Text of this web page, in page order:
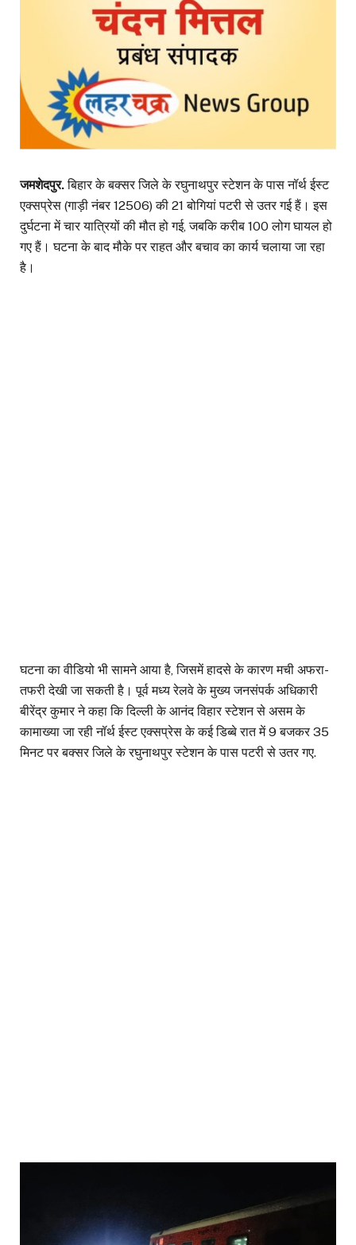
जमशेदपुर.बिहार के बक्सर जिले के रघुनाथपुर स्टेशन के पास नॉर्थ ईस्ट
एक्सप्रेस (गाड़ी नंबर 12506) की 21 बोगियां पटरी से उतर गई हैं। इस
दुर्घटना में चार यात्रियों की मौत हो गई, जबकि करीब 100 लोग घायल हो
गए हैं। घटना के बाद मौके पर राहत और बचाव का कार्य चलाया जा रहा
है।
घटना का वीडियो भी सामने आया है, जिसमें हादसे के कारण मची अफरा-
तफरी देखी जा सकती है। पूर्व मध्य रेलवे के मुख्य जनसंपर्क अधिकारी
बीरेंद्र कुमार ने कहा कि दिल्ली के आनंद विहार स्टेशन से असम के
कामाख्या जा रही नॉर्थ ईस्ट एक्सप्रेस के कई डिब्बे रात में 9 बजकर 35
मिनट पर बक्सर जिले के रघुनाथपुर स्टेशन के पास पटरी से उतर गए.